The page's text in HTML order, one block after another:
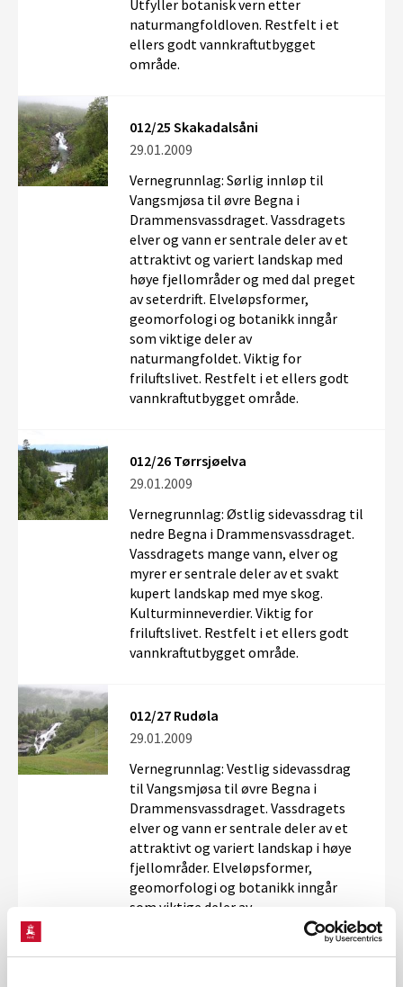
Utfyller botanisk vern etter
naturmangfoldloven. Restfelt i et
ellers godt vannkraftutbygget
område.
012/25 Skakadalsåni
29.01.2009
Vernegrunnlag: Sørlig innløp til
Vangsmjøsa til øvre Begna i
Drammensvassdraget. Vassdragets
elver og vann er sentrale deler av et
attraktivt og variert landskap med
høye fjellområder og med dal preget
av seterdrift. Elveløpsformer,
geomorfologi og botanikk inngår
som viktige deler av
naturmangfoldet. Viktig for
friluftslivet. Restfelt i et ellers godt
vannkraftutbygget område.
012/26 Tørrsjøelva
29.01.2009
Vernegrunnlag: Østlig sidevassdrag til
nedre Begna i Drammensvassdraget.
Vassdragets mange vann, elver og
myrer er sentrale deler av et svakt
kupert landskap med mye skog.
Kulturminneverdier. Viktig for
friluftslivet. Restfelt i et ellers godt
vannkraftutbygget område.
012/27 Rudøla
29.01.2009
Vernegrunnlag: Vestlig sidevassdrag
til Vangsmjøsa til øvre Begna i
Drammensvassdraget. Vassdragets
elver og vann er sentrale deler av et
attraktivt og variert landskap i høye
fjellområder. Elveløpsformer,
geomorfologi og botanikk inngår
som viktige deler av
friluftslivet. Restfelt i et ellers godt